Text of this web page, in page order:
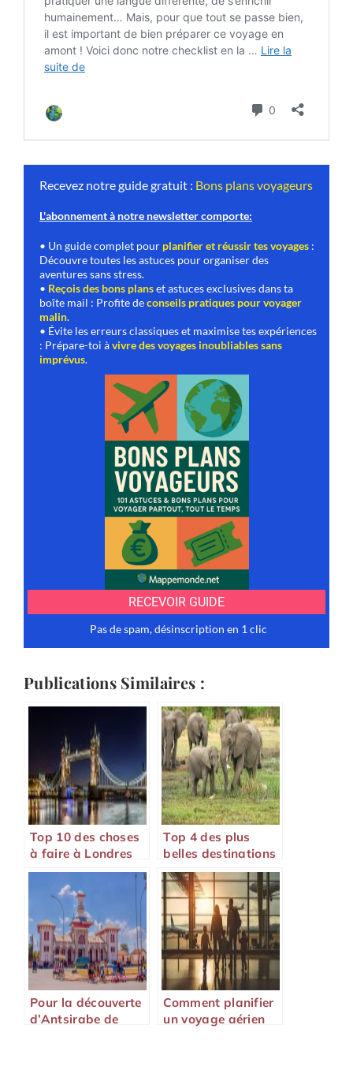
Publications Similaires :
Top 10 des choses
à faire à Londres
en 2022 !
Top 4 des plus
belles destinations
en Afrique
Pour la découverte
d’Antsirabe de
Comment planifier
un voyage aérien